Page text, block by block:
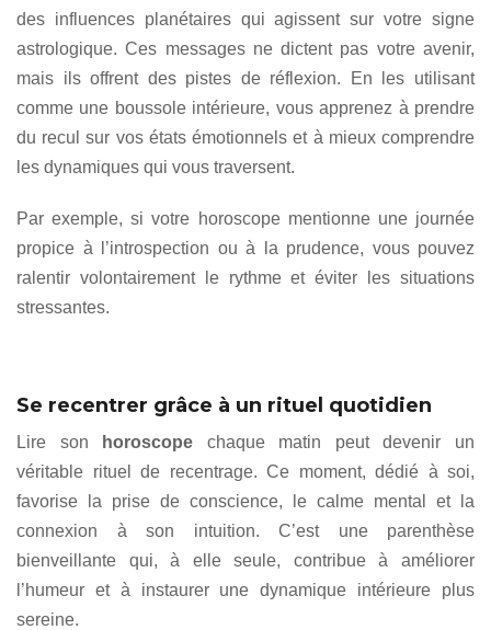
des influences planétaires qui agissent sur votre signe
astrologique. Ces messages ne dictent pas votre avenir,
mais ils offrent des pistes de réflexion. En les utilisant
comme une boussole intérieure, vous apprenez à prendre
du recul sur vos états émotionnels et à mieux comprendre
les dynamiques qui vous traversent.
Par exemple, si votre horoscope mentionne une journée
propice à l’introspection ou à la prudence, vous pouvez
ralentir volontairement le rythme et éviter les situations
stressantes.
Se recentrer grâce à un rituel quotidien
Lire son horoscope chaque matin peut devenir un
véritable rituel de recentrage. Ce moment, dédié à soi,
favorise la prise de conscience, le calme mental et la
connexion à son intuition. C’est une parenthèse
bienveillante qui, à elle seule, contribue à améliorer
l’humeur et à instaurer une dynamique intérieure plus
sereine.